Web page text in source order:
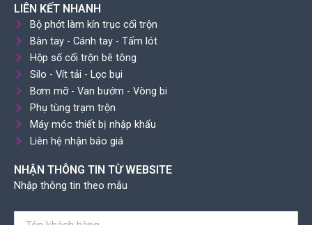
LIÊN KẾT NHANH
Bộ phớt làm kín trục cối trộn
Bàn tay - Cánh tay - Tấm lót
Hộp số cối trộn bê tông
Silo - Vít tải - Lọc bụi
Bơm mỡ - Van bướm - Vòng bi
Phụ tùng trạm trộn
Máy móc thiết bị nhập khẩu
Liên hệ nhận báo giá
NHẬN THÔNG TIN TỪ WEBSITE
Nhập thông tin theo mẫu